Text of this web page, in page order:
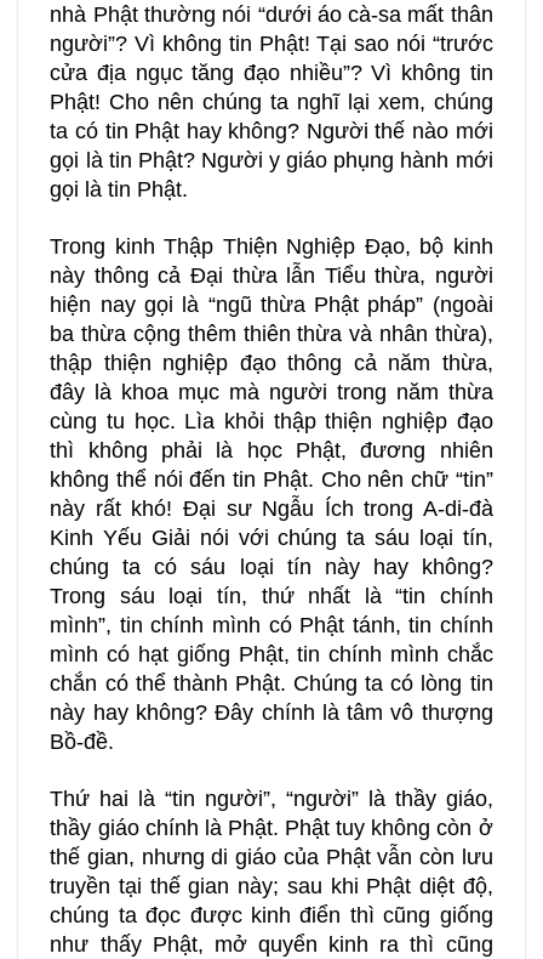
nhà Phật thường nói “dưới áo cà-sa mất thân
người”? Vì không tin Phật! Tại sao nói “trước
cửa địa ngục tăng đạo nhiều”? Vì không tin
Phật! Cho nên chúng ta nghĩ lại xem, chúng
ta có tin Phật hay không? Người thế nào mới
gọi là tin Phật? Người y giáo phụng hành mới
gọi là tin Phật.
Trong kinh Thập Thiện Nghiệp Đạo, bộ kinh
này thông cả Đại thừa lẫn Tiểu thừa, người
hiện nay gọi là “ngũ thừa Phật pháp” (ngoài
ba thừa cộng thêm thiên thừa và nhân thừa),
thập thiện nghiệp đạo thông cả năm thừa,
đây là khoa mục mà người trong năm thừa
cùng tu học. Lìa khỏi thập thiện nghiệp đạo
thì không phải là học Phật, đương nhiên
không thể nói đến tin Phật. Cho nên chữ “tin”
này rất khó! Đại sư Ngẫu Ích trong A-di-đà
Kinh Yếu Giải nói với chúng ta sáu loại tín,
chúng ta có sáu loại tín này hay không?
Trong sáu loại tín, thứ nhất là “tin chính
mình”, tin chính mình có Phật tánh, tin chính
mình có hạt giống Phật, tin chính mình chắc
chắn có thể thành Phật. Chúng ta có lòng tin
này hay không? Đây chính là tâm vô thượng
Bồ-đề.
Thứ hai là “tin người”, “người” là thầy giáo,
thầy giáo chính là Phật. Phật tuy không còn ở
thế gian, nhưng di giáo của Phật vẫn còn lưu
truyền tại thế gian này; sau khi Phật diệt độ,
chúng ta đọc được kinh điển thì cũng giống
như thấy Phật, mở quyển kinh ra thì cũng